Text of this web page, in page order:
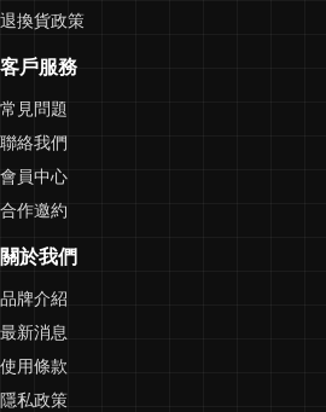
退換貨政策
客戶服務
常見問題
聯絡我們
會員中心
合作邀約
關於我們
品牌介紹
最新消息
使用條款
隱私政策